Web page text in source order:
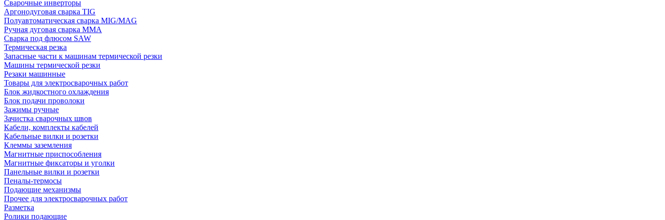
Сварочные инверторы
Аргонодуговая сварка TIG
Полуавтоматическая сварка MIG/MAG
Ручная дуговая сварка MMA
Сварка под флюсом SAW
Термическая резка
Запасные части к машинам термической резки
Машины термической резки
Резаки машинные
Товары для электросварочных работ
Блок жидкостного охлаждения
Блок подачи проволоки
Зажимы ручные
Зачистка сварочных швов
Кабели, комплекты кабелей
Кабельные вилки и розетки
Клеммы заземления
Магнитные приспособления
Магнитные фиксаторы и уголки
Панельные вилки и розетки
Пеналы-термосы
Подающие механизмы
Прочее для электросварочных работ
Разметка
Ролики подающие